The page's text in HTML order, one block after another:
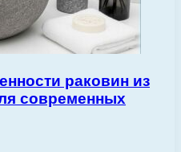
раковин из
современных